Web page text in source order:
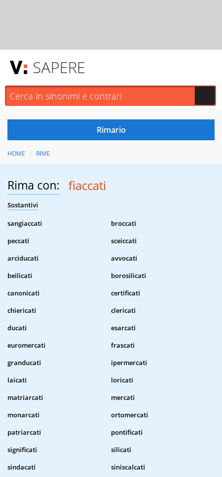
SAPERE
HOME RIME
Rima con: fiaccati
Sostantivi
sangiaccati
broccati
peccati
sceiccati
arciducati
avvocati
beilicati
borosilicati
canonicati
certificati
chiericati
clericati
ducati
esarcati
euromercati
frascati
granducati
ipermercati
laicati
loricati
matriarcati
mercati
monarcati
ortomercati
patriarcati
pontificati
significati
silicati
sindacati
siniscalcati